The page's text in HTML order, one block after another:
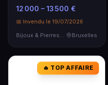
Cerachro - Montre de
Luxe
12 000 – 13 500 €
📅 Invendu le 19/07/2026
Bijoux & Pierres Précieuses
Bruxelles
🔥 TOP AFFAIRE